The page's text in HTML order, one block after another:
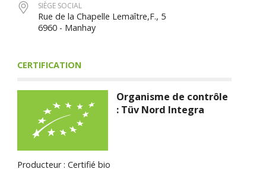
SIÈGE SOCIAL
Rue de la Chapelle Lemaître,F., 5
6960 - Manhay
CERTIFICATION
Organisme de contrôle
: Tüv Nord Integra
Producteur : Certifié bio